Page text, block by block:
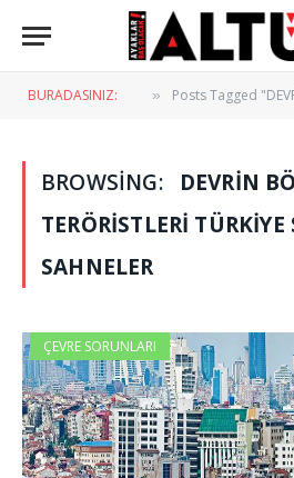
BURADASINIZ: » Posts Tagged "DEVRİN
BROWSING:
DEVRİN
TERÖRİSTLERİ
SAHNELER
ÇEVRE SORUNLARI